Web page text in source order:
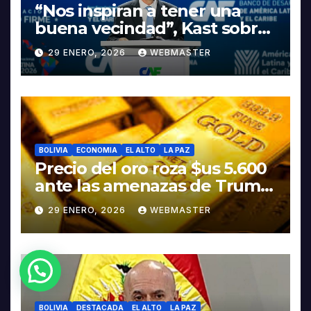
“Nos inspiran a tener una
buena vecindad”, Kast sobre
discurso del presidente
Rodrigo Paz
29 ENERO, 2026 WEBMASTER
BOLIVIA ECONOMIA EL ALTO LA PAZ
Precio del oro roza $us 5.600
ante las amenazas de Trump
contra Irán
29 ENERO, 2026 WEBMASTER
BOLIVIA DESTACADA EL ALTO LA PAZ
¿Necesitas Ayuda?